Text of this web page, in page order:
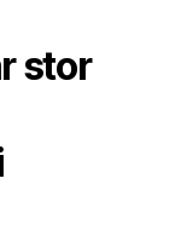
stor